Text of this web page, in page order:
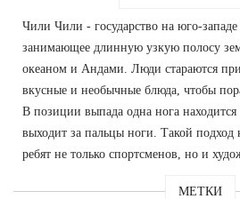
Чили Чили - государство на юго-
занимающее длинную узкую полосу
океаном и Андами. Люди стараются
вкусные и необычные блюда, чтобы
В позиции выпада одна нога находится
выходит за пальцы ноги. Такой подход
ребят не только спортсменов, но и
МЕТКИ